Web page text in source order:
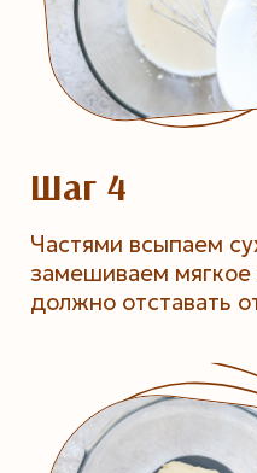
Шаг 4
Частями всыпаем
замешиваем мягкое
должно отставать